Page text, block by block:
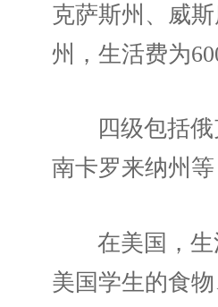
克萨斯州、威
州，生活费为
四级包括
南卡罗来纳州等
在美国，
美国学生的食